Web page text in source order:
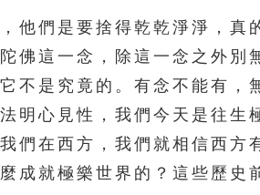
們是要捨得乾乾淨淨，真
佛這一念，除這一念之外
不是究竟的。有念不能有
明心見性，我們今天是往
們在西方，我們就相信西
成就極樂世界的？這些歷